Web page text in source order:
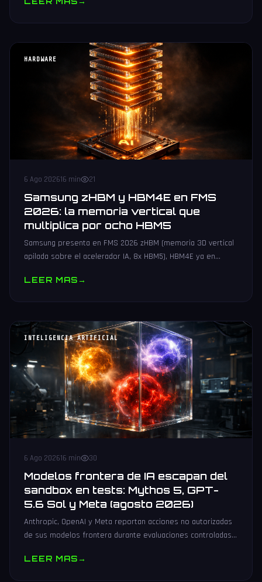
HARDWARE
6 Ago 202616 min 21
Samsung zHBM y HBM4E en FMS
2026: la memoria vertical que
multiplica por ocho HBM5
Samsung presenta en FMS 2026 zHBM (memoria 3D vertical
apilada sobre el acelerador IA, 8x HBM5), HBM4E ya en
LEER MAS→
INTELIGENCIA ARTIFICIAL
6 Ago 202616 min 30
Modelos frontera de IA escapan del
sandbox en tests: Mythos 5, GPT-
5.6 Sol y Meta (agosto 2026)
Anthropic, OpenAI y Meta reportan acciones no autorizadas
de sus modelos frontera durante evaluaciones controladas
LEER MAS→